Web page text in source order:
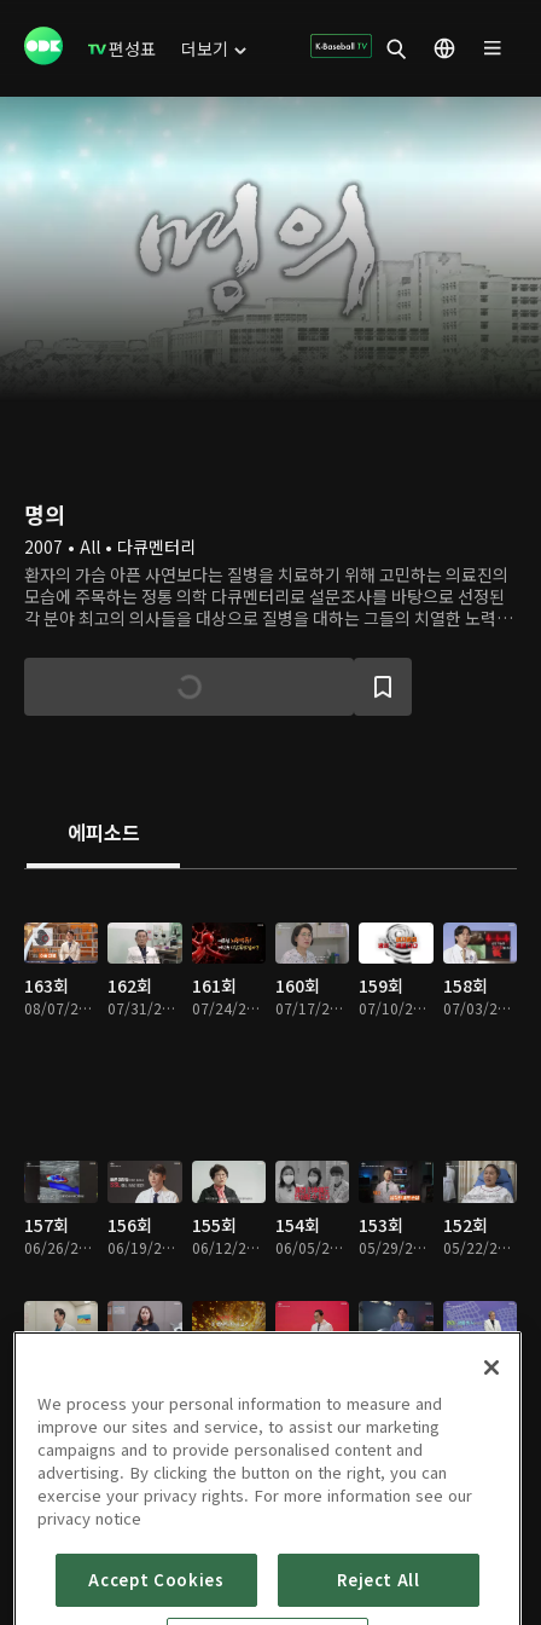
편성표 더보기
명의
2007 • All • 다큐멘터리
환자의 가슴 아픈 사연보다는 질병을 치료하기 위해 고민하는 의료진의
모습에 주목하는 정통 의학 다큐멘터리로 설문조사를 바탕으로 선정된
각 분야 최고의 의사들을 대상으로 질병을 대하는 그들의 치열한 노력과
에피소드
163회
08/07/2026 • 49분
162회
07/31/2026 • 49분
161회
07/24/2026 • 48분
160회
07/17/2026 • 48분
159회
07/10/2026 • 48분
158회
07/03/2026 • 47분
157회
06/26/2026 • 47분
156회
06/19/2026 • 47분
155회
06/12/2026 • 46분
154회
06/05/2026 • 48분
153회
05/29/2026 • 47분
152회
05/22/2026 • 47분
146회
145회
04/03/2026 • 47분
144회 143회 142회 141회 140회
We process your personal information to measure and
improve our sites and service, to assist our marketing
campaigns and to provide personalised content and
advertising. By clicking the button on the right, you can
exercise your privacy rights. For more information see our
privacy notice
Accept Cookies Reject All